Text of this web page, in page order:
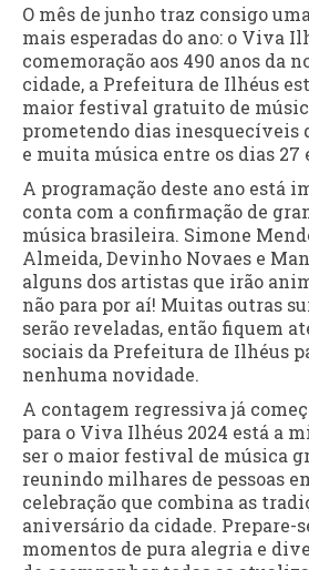
O mês de junho traz consigo
mais esperadas do ano: o Viva
comemoração aos 490 anos da
cidade, a Prefeitura de Ilhéus
maior festival gratuito de
prometendo dias inesquecíveis
e muita música entre os dias 27
A programação deste ano está
conta com a confirmação de
música brasileira. Simone
Almeida, Devinho Novaes e
alguns dos artistas que irão
não para por aí! Muitas outras
serão reveladas, então fiquem
sociais da Prefeitura de Ilhéus
nenhuma novidade.
A contagem regressiva já
para o Viva Ilhéus 2024 está a
ser o maior festival de música
reunindo milhares de pessoas
celebração que combina as
aniversário da cidade. Prepare-
momentos de pura alegria e